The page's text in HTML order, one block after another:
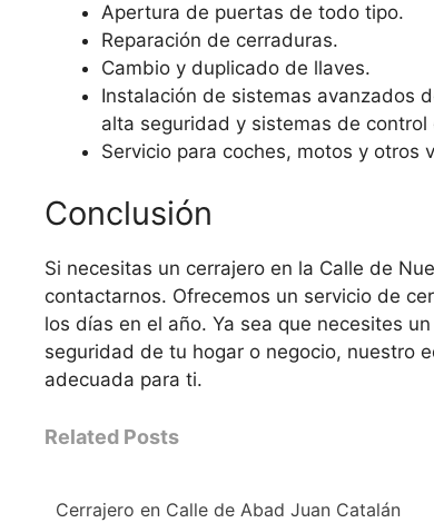
Apertura de puertas de todo tipo.
Reparación de cerraduras.
Cambio y duplicado de llaves.
Instalación de sistemas avanzados
alta seguridad y sistemas de control
Servicio para coches, motos y otros
Conclusión
Si necesitas un cerrajero en la Calle de
contactarnos. Ofrecemos un servicio de
los días en el año. Ya sea que necesites
seguridad de tu hogar o negocio, nuestro
adecuada para ti.
Related Posts
Cerrajero en Calle de Abad Juan Catalán